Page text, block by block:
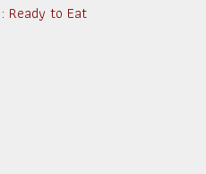
Ready to Eat